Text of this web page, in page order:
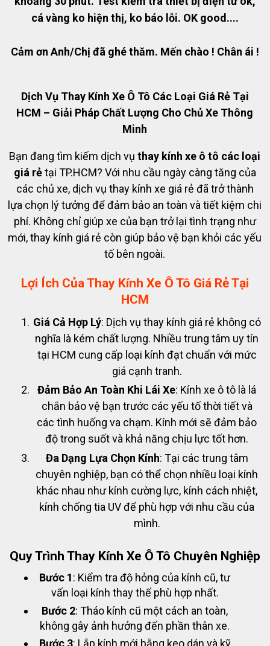
cá vàng ko hiện thị, ko báo lỗi. OK good....
Cảm ơn Anh/Chị đã ghé thăm. Mến chào ! Chân ái !
Dịch Vụ Thay Kính Xe Ô Tô Các Loại Giá Rẻ Tại
HCM – Giải Pháp Chất Lượng Cho Chủ Xe Thông
Minh
Bạn đang tìm kiếm dịch vụthay kính xe ô tô các loại
giá rẻtại TP.HCM? Với nhu cầu ngày càng tăng của
các chủ xe, dịch vụ thay kính xe giá rẻ đã trở thành
lựa chọn lý tưởng để đảm bảo an toàn và tiết kiệm chi
phí. Không chỉ giúp xe của bạn trở lại tình trạng như
mới, thay kính giá rẻ còn giúp bảo vệ bạn khỏi các yếu
tố bên ngoài.
Lợi Ích Của Thay Kính Xe Ô Tô Giá Rẻ Tại
HCM
Giá Cả Hợp Lý: Dịch vụ thay kính giá rẻ không có
nghĩa là kém chất lượng. Nhiều trung tâm uy tín
tại HCM cung cấp loại kính đạt chuẩn với mức
giá cạnh tranh.
Đảm Bảo An Toàn Khi Lái Xe: Kính xe ô tô là lá
chắn bảo vệ bạn trước các yếu tố thời tiết và
các tình huống va chạm. Kính mới sẽ đảm bảo
độ trong suốt và khả năng chịu lực tốt hơn.
Đa Dạng Lựa Chọn Kính: Tại các trung tâm
chuyên nghiệp, bạn có thể chọn nhiều loại kính
khác nhau như kính cường lực, kính cách nhiệt,
kính chống tia UV để phù hợp với nhu cầu của
mình.
Quy Trình Thay Kính Xe Ô Tô Chuyên Nghiệp
Bước 1: Kiểm tra độ hỏng của kính cũ, tư
vấn loại kính thay thế phù hợp nhất.
Bước 2: Tháo kính cũ một cách an toàn,
không gây ảnh hưởng đến phần thân xe.